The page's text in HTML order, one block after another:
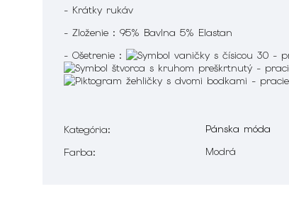
- Krátky rukáv
- Zloženie : 95% Bavlna 5% Elastan
- Ošetrenie :
Kategória:
Pánska móda
Farba: Modrá